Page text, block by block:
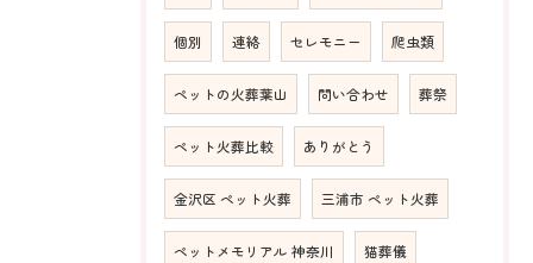
個別 連絡 セレモニー 爬虫類
ペットの火葬葉山 問い合わせ 葬祭
ペット火葬比較 ありがとう
金沢区 ペット火葬 三浦市 ペット火葬
ペットメモリアル 神奈川 猫葬儀